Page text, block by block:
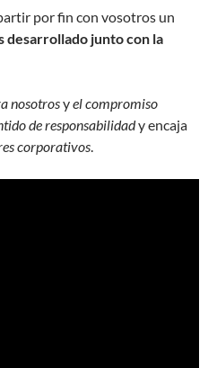
por fin con vosotros un
desarrollado junto con la
nosotrosyel compromiso
de responsabilidady encaja
corporativos.